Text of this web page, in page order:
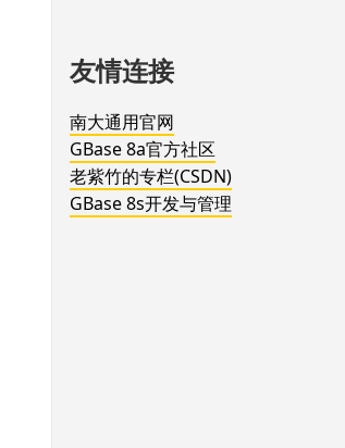
友情连接
南大通用官网
GBase 8a官方社区
老紫竹的专栏(CSDN)
GBase 8s开发与管理